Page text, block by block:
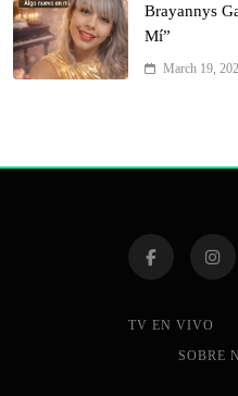
Brayannys
Mí”
March 19,
TV EN VIVO
SOBRE